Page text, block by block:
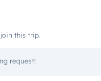
this trip.
request!